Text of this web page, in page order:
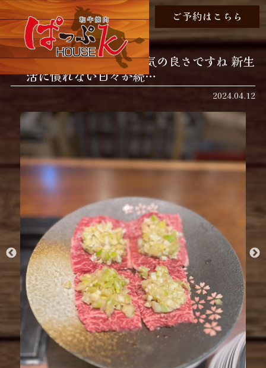
ご予約はこちら
本日は暑いぐらいの天気の良さですね 新生
活に慣れない日々が続…
2024.04.12